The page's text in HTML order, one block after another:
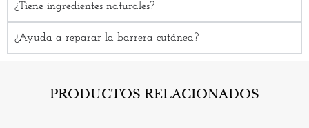
¿Tiene ingredientes naturales?
¿Ayuda a reparar la barrera cutánea?
PRODUCTOS RELACIONADOS